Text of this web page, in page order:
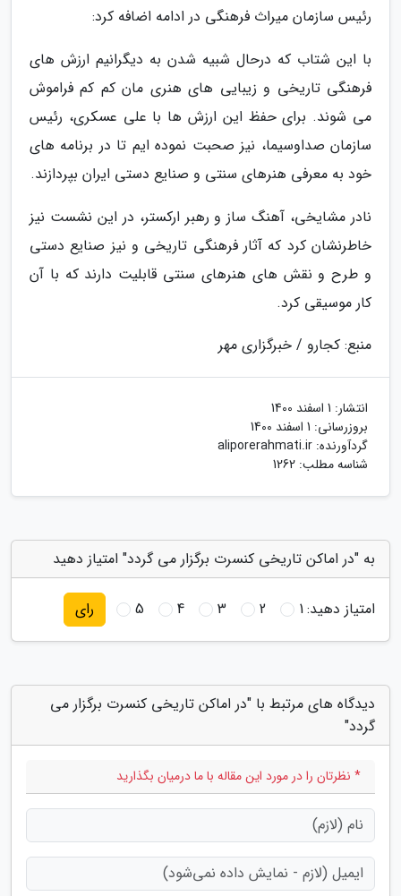
رئیس سازمان میراث فرهنگی در ادامه اضافه کرد:
با این شتاب که درحال شبیه شدن به دیگرانیم ارزش های
فرهنگی تاریخی و زیبایی های هنری مان کم کم فراموش
می شوند. برای حفظ این ارزش ها با علی عسکری، رئیس
سازمان صداوسیما، نیز صحبت نموده ایم تا در برنامه های
خود به معرفی هنرهای سنتی و صنایع دستی ایران بپردازند.
نادر مشایخی، آهنگ ساز و رهبر ارکستر، در این نشست نیز
خاطرنشان کرد که آثار فرهنگی تاریخی و نیز صنایع دستی
و طرح و نقش های هنرهای سنتی قابلیت دارند که با آن
کار موسیقی کرد.
منبع: کجارو / خبرگزاری مهر
انتشار: 1 اسفند 1400
بروزرسانی: 1 اسفند 1400
گردآورنده: aliporerahmati.ir
شناسه مطلب: 1262
به "در اماکن تاریخی کنسرت برگزار می گردد" امتیاز دهید
امتیاز دهید:1
2
3
4
5 رای
دیدگاه های مرتبط با "در اماکن تاریخی کنسرت برگزار می
گردد"
* نظرتان را در مورد این مقاله با ما درمیان بگذارید